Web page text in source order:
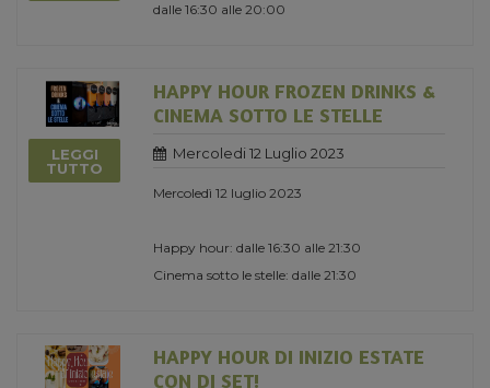
dalle 16:30 alle 20:00
LEGGI
TUTTO
HAPPY HOUR FROZEN DRINKS &
CINEMA SOTTO LE STELLE
Mercoledi 12 Luglio 2023
Mercoledì 12 luglio 2023
Happy hour: dalle 16:30 alle 21:30
Cinema sotto le stelle: dalle 21:30
HAPPY HOUR DI INIZIO ESTATE
CON DJ SET!